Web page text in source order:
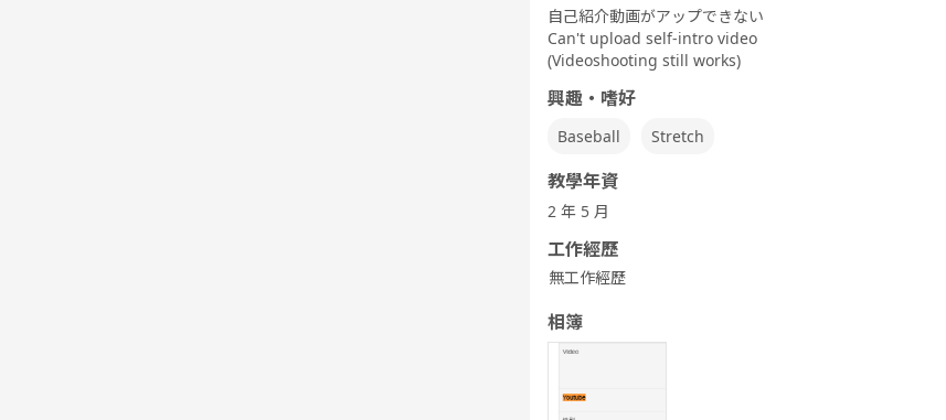
自己紹介動画がアップできない
Can't upload self-intro video
(Videoshooting still works)
興趣・嗜好
Baseball Stretch
教學年資
2 年 5 月
工作經歷
無工作經歷
相簿